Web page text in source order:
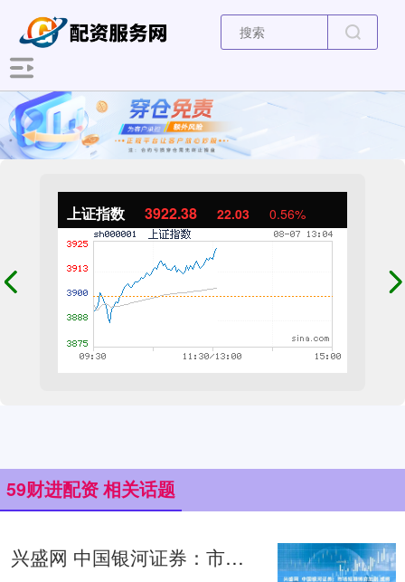
上证指数 3922.38 22.03 0.56%
59财进配资 相关话题
兴盛网 中国银河证券：市场短期博弈加剧 或将延续热点轮动格局